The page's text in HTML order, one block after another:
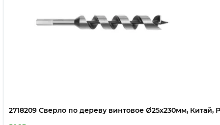
2718209 Сверло по дереву винтовое Ø25х230мм, Китай,